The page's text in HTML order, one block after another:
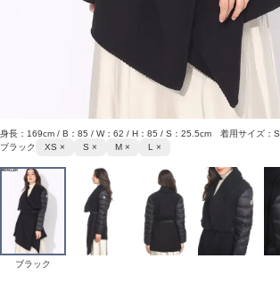
身長：169cm / B：85 / W：62 / H：85 / S：25.5cm 着用サイズ：S
ブラック
XS × S × M × L ×
ブラック